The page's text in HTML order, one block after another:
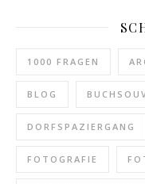
1000 FRAGEN
BLOG
DORFSPAZIERGANG
FOTOGRAFIE